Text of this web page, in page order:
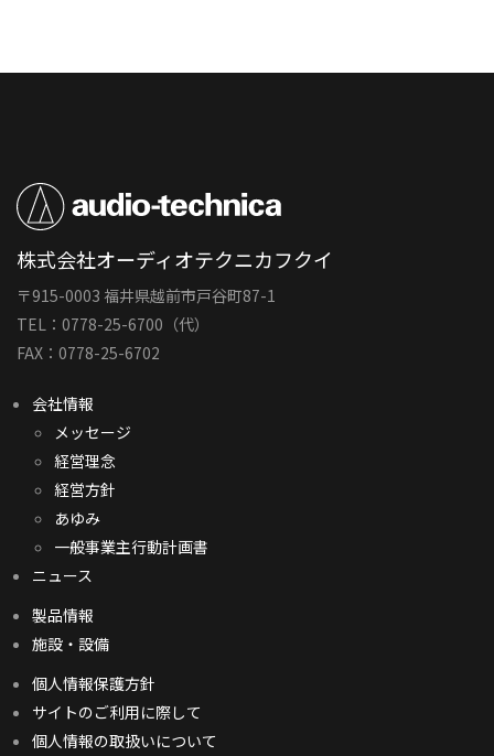
株式会社オーディオテクニカフクイ
〒915-0003 福井県越前市戸谷町87-1
TEL：0778-25-6700（代）
FAX：0778-25-6702
会社情報
メッセージ
経営理念
経営方針
あゆみ
一般事業主行動計画書
ニュース
製品情報
施設・設備
個人情報保護方針
サイトのご利用に際して
個人情報の取扱いについて